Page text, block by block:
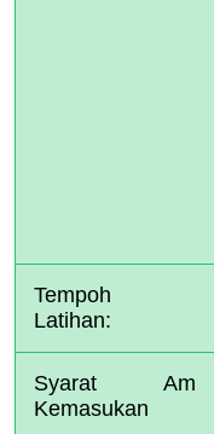
Tempoh
Latihan:
Syarat Am
Kemasukan